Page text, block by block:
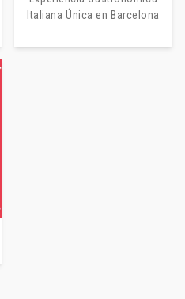
Italiana Única en Barcelona
y sus quesos de
de la Gastronomía
Horeca
de 2026